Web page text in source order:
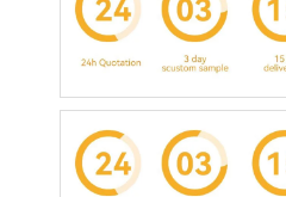
Σπίτι
Προϊόντα
Σχετικά με εμάς